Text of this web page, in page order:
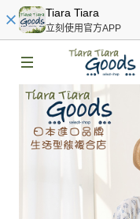
Tiara Tiara
立刻使用官方APP